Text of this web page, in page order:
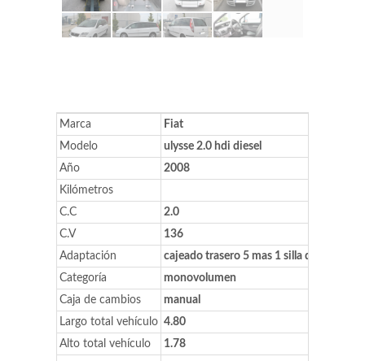
Marca
Fiat
Modelo
ulysse 2.0 hdi diesel
Año
2008
Kilómetros
C.C
2.0
C.V
136
Adaptación
cajeado trasero 5 mas 1 silla de ruedas
Categoría
monovolumen
Caja de cambios
manual
Largo total vehículo 4.80
Alto total vehículo
1.78